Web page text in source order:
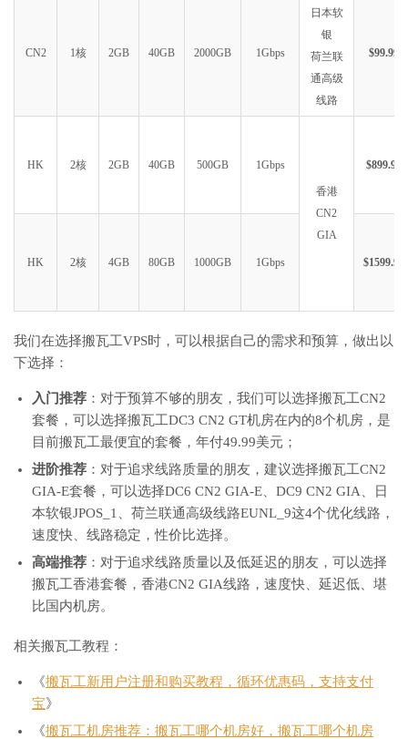
日本软
银
荷兰联
通高级
线路
CN2 1核 2GB 40GB 2000GB 1Gbps $99.99
HK 2核 2GB 40GB 500GB 1Gbps
香港
CN2
GIA
$899.99
HK 2核 4GB 80GB 1000GB 1Gbps $1599.99
我们在选择搬瓦工VPS时，可以根据自己的需求和预算，做出以
下选择：
入门推荐 ：对于预算不够的朋友，我们可以选择搬瓦工CN2
套餐，可以选择搬瓦工DC3 CN2 GT机房在内的8个机房，是
目前搬瓦工最便宜的套餐，年付49.99美元；
进阶推荐 ：对于追求线路质量的朋友，建议选择搬瓦工CN2
GIA-E套餐，可以选择DC6 CN2 GIA-E、DC9 CN2 GIA、日
本软银JPOS_1、荷兰联通高级线路EUNL_9这4个优化线路，
速度快、线路稳定，性价比选择。
高端推荐 ：对于追求线路质量以及低延迟的朋友，可以选择
搬瓦工香港套餐，香港CN2 GIA线路，速度快、延迟低、堪
比国内机房。
相关搬瓦工教程：
《搬瓦工新用户注册和购买教程，循环优惠码，支持支付
宝》
《搬瓦工机房推荐：搬瓦工哪个机房好，搬瓦工哪个机房